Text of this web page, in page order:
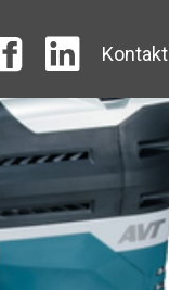
FacebookLinkedIn
Kontakt